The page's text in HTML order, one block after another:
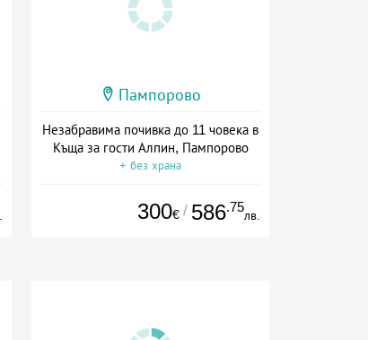
Пампорово
Незабравима почивка до 11 човека в
Къща за гости Алпин, Пампорово
+ без храна
300€ / 586.75
лв.